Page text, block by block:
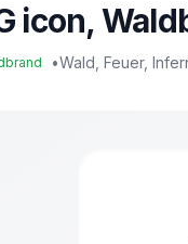
icon,
•Wald, Feuer,